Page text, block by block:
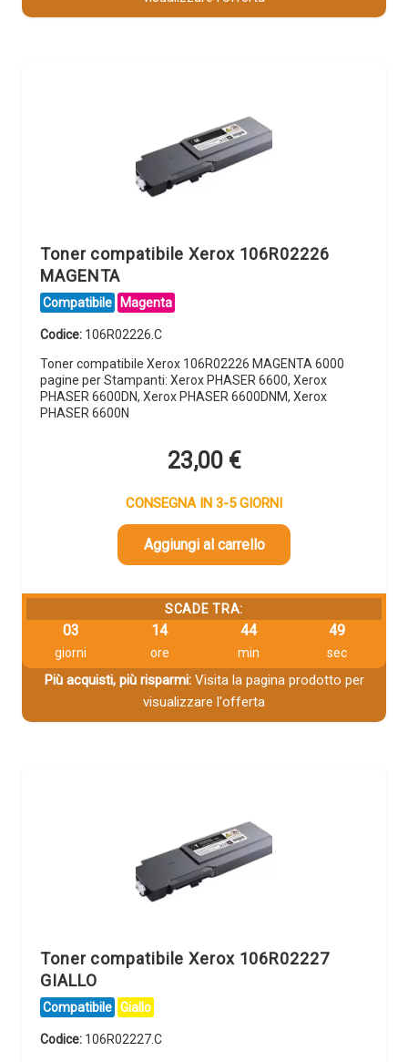
Toner compatibile Xerox 106R02226
MAGENTA
Compatibile Magenta
Codice: 106R02226.C
Toner compatibile Xerox 106R02226 MAGENTA 6000
pagine per Stampanti: Xerox PHASER 6600, Xerox
PHASER 6600DN, Xerox PHASER 6600DNM, Xerox
PHASER 6600N
23,00 €
CONSEGNA IN 3-5 GIORNI
Aggiungi al carrello
SCADE TRA:
03
giorni
14
ore
44
min
48
sec
Più acquisti, più risparmi:Visita la pagina prodotto per
visualizzare l'offerta
Toner compatibile Xerox 106R02227
GIALLO
Compatibile Giallo
Codice: 106R02227.C